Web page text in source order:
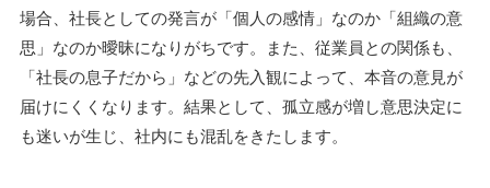
場合、社長としての発言が「個人の感情」なのか「組織の意
思」なのか曖昧になりがちです。また、従業員との関係も、
「社長の息子だから」などの先入観によって、本音の意見が
届けにくくなります。結果として、孤立感が増し意思決定に
も迷いが生じ、社内にも混乱をきたします。